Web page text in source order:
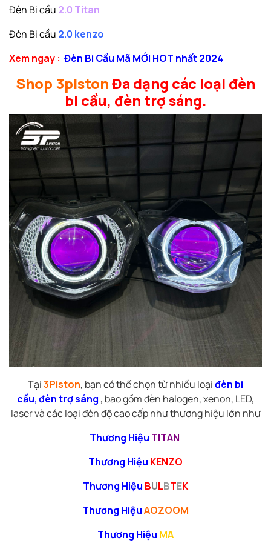
Đèn Bi cầu 2.0 Titan
Đèn Bi cầu 2.0 kenzo
Xem ngay : Đèn Bi Cầu Mã MỚI HOT nhất 2024
Shop 3pistonĐa dạng các loại đèn
bi cầu, đèn trợ sáng.
Tại3Piston, bạn có thể chọn từ nhiều loạiđèn bi
cầu,đèn trợ sáng , bao gồm đèn halogen, xenon, LED,
laser và các loại đèn độ cao cấp như thương hiệu lớn như
Thương Hiệu TITAN
Thương Hiệu KENZO
Thương Hiệu BULBTEK
Thương HiệuAOZOOM
Thương Hiệu MA